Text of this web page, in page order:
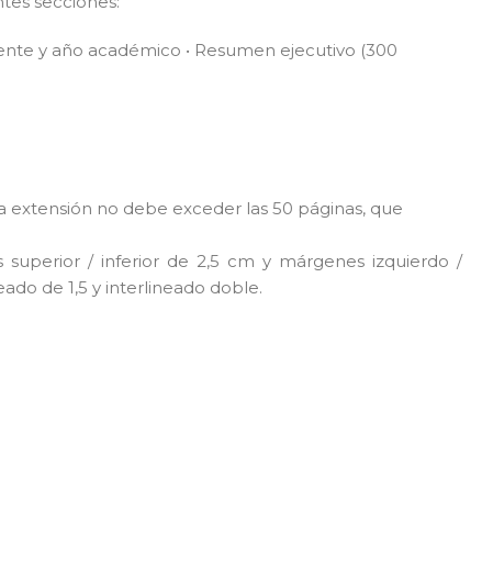
y año académico • Resumen ejecutivo (300
extensión no debe exceder las 50 páginas, que
/ inferior de 2,5 cm y márgenes izquierdo /
de 1,5 y interlineado doble.